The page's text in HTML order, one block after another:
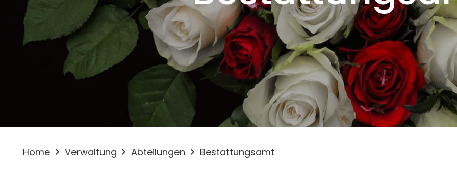
Home Verwaltung Abteilungen Bestattungsamt